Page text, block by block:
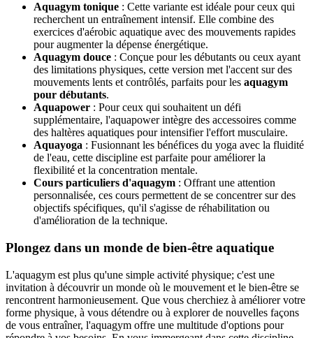
Aquagym tonique : Cette variante est idéale pour ceux qui
recherchent un entraînement intensif. Elle combine des
exercices d'aérobic aquatique avec des mouvements rapides
pour augmenter la dépense énergétique.
Aquagym douce : Conçue pour les débutants ou ceux ayant
des limitations physiques, cette version met l'accent sur des
mouvements lents et contrôlés, parfaits pour les aquagym
pour débutants.
Aquapower : Pour ceux qui souhaitent un défi
supplémentaire, l'aquapower intègre des accessoires comme
des haltères aquatiques pour intensifier l'effort musculaire.
Aquayoga : Fusionnant les bénéfices du yoga avec la fluidité
de l'eau, cette discipline est parfaite pour améliorer la
flexibilité et la concentration mentale.
Cours particuliers d'aquagym : Offrant une attention
personnalisée, ces cours permettent de se concentrer sur des
objectifs spécifiques, qu'il s'agisse de réhabilitation ou
d'amélioration de la technique.
Plongez dans un monde de bien-être aquatique
L'aquagym est plus qu'une simple activité physique; c'est une
invitation à découvrir un monde où le mouvement et le bien-être se
rencontrent harmonieusement. Que vous cherchiez à améliorer votre
forme physique, à vous détendre ou à explorer de nouvelles façons
de vous entraîner, l'aquagym offre une multitude d'options pour